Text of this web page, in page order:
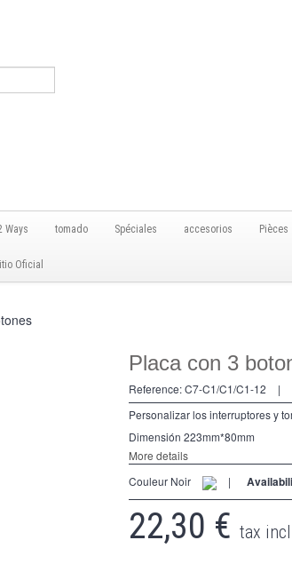
Ways tomado Spéciales accesorios Pièces
Oficial
Placa con 3
Reference:C7-C1/C1/C1-12
|
Personalizar los interruptores y
Dimensión 223mm*80mm
More details
Couleur Noir
|
22,30 € tax